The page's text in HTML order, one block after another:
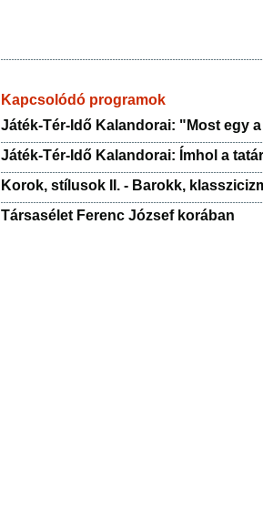
Kapcsolódó programok
Játék-Tér-Idő Kalandorai: "Most egy
Játék-Tér-Idő Kalandorai: Ímhol a
Korok, stílusok II. - Barokk,
Társasélet Ferenc József korában